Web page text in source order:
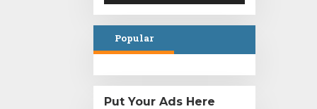
Popular
Put Your Ads Here